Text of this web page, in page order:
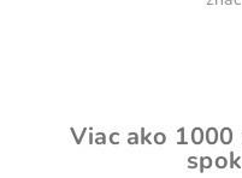
Viac ako